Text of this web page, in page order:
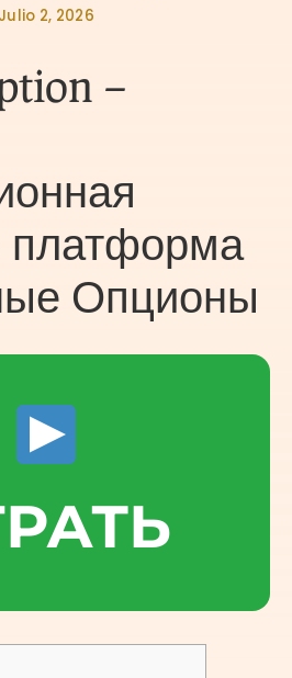
Julio 2, 2026
–
платформа
Опционы